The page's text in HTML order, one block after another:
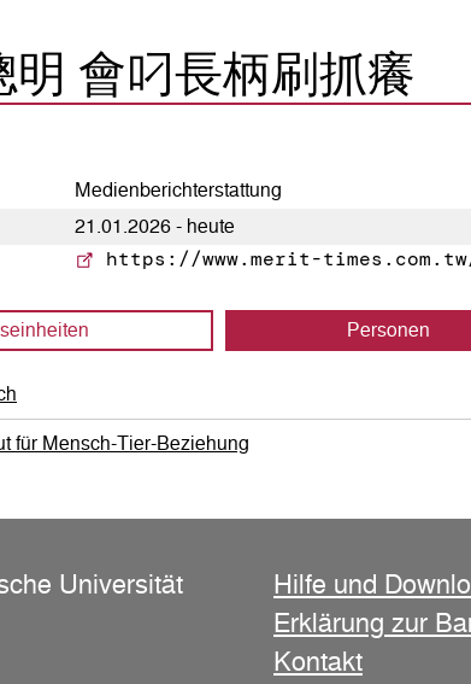
明 會叼長柄刷抓癢
Medienberichterstattung
21.01.2026 - heute
https://www.merit-times.com.tw/
Personen
für Mensch-Tier-Beziehung
Universität
Hilfe und
Erklärung zur
Kontakt